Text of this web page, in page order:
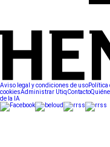
Aviso legal y condiciones de usoPolítica
cookiesAdministrar UtiqContacto
de la IA